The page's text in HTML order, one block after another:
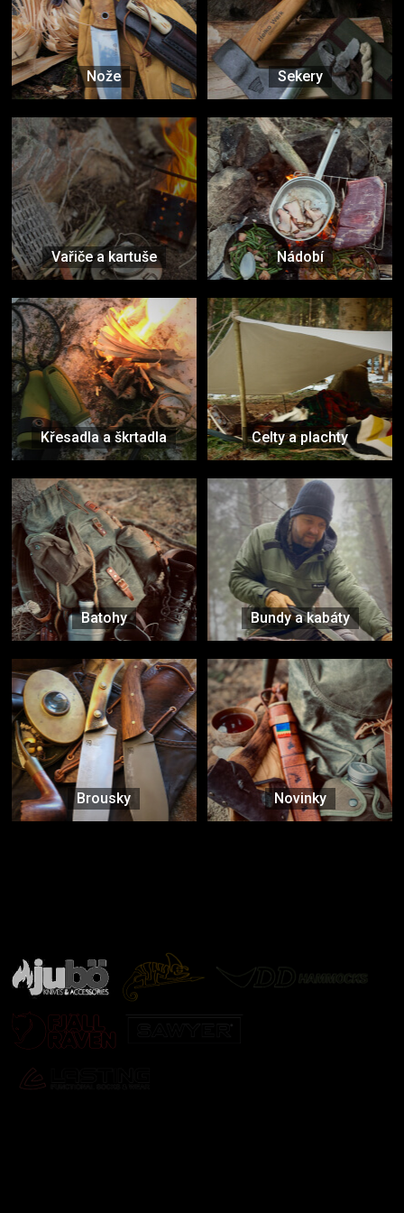
Nože Sekery
Vařiče a kartuše Nádobí
Křesadla a škrtadla Celty a plachty
Batohy Bundy a kabáty
Brousky Novinky